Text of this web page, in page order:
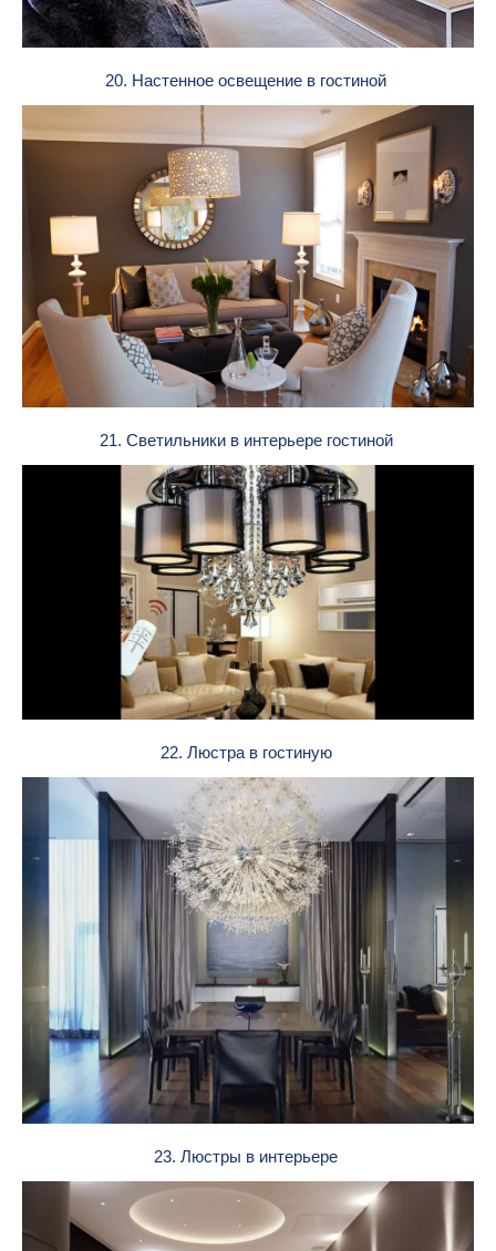
20. Настенное освещение в гостиной
21. Светильники в интерьере гостиной
22. Люстра в гостиную
23. Люстры в интерьере